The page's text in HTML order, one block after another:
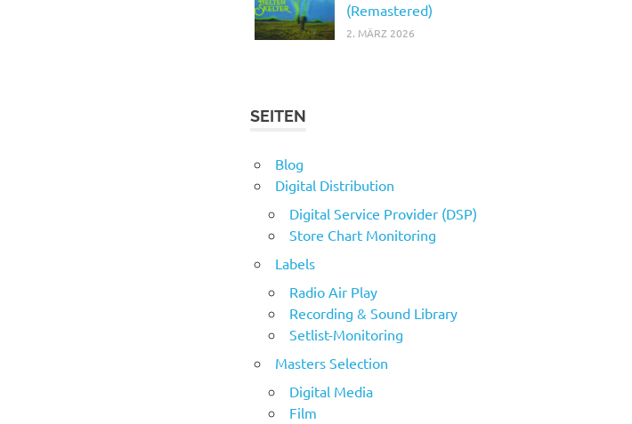
(Remastered)
2. MÄRZ 2026
SEITEN
Blog
Digital Distribution
Digital Service Provider (DSP)
Store Chart Monitoring
Labels
Radio Air Play
Recording & Sound Library
Setlist-Monitoring
Masters Selection
Digital Media
Film